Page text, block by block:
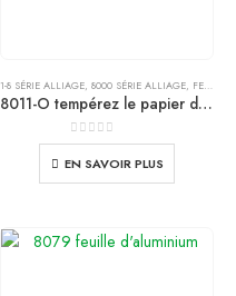
1-8 SÉRIE ALLIAGE, 8000 SÉRIE ALLIAGE, FEUILLE D'ALUMINIUM
8011-O tempérez le papier d'aluminium d'emballage pharmaceutique de 0.006mm
0de 5
EN SAVOIR PLUS